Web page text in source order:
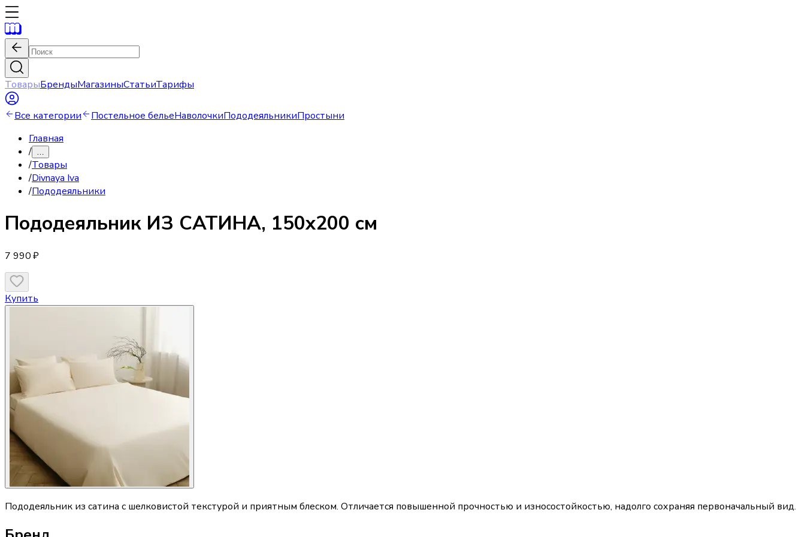
ТоварыБрендыМагазиныСтатьиТарифы
Все категории Постельное бельеНаволочкиПододеяльникиПростыни
Главная
/ …
/Товары
/Divnaya Iva
/Пододеяльники
Пододеяльник ИЗ САТИНА, 150х200 см
7 990 ₽
Купить
Пододеяльник из сатина с шелковистой текстурой и приятным блеском. Отличается повышенной прочностью и износостойкостью, надолго сохраняя первоначальный вид.